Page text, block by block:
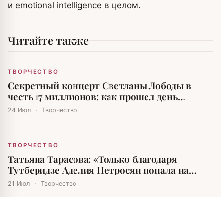
и emotional intelligence в целом.
Читайте также
ТВОРЧЕСТВО
Секретный концерт Светланы Лободы в
честь 17 миллионов: как прошел день
рождения дочери олигарха
24 Июл · Творчество
ТВОРЧЕСТВО
Татьяна Тарасова: «Только благодаря
Тутберидзе Аделия Петросян попала на
Олимпийские игры»
21 Июл · Творчество